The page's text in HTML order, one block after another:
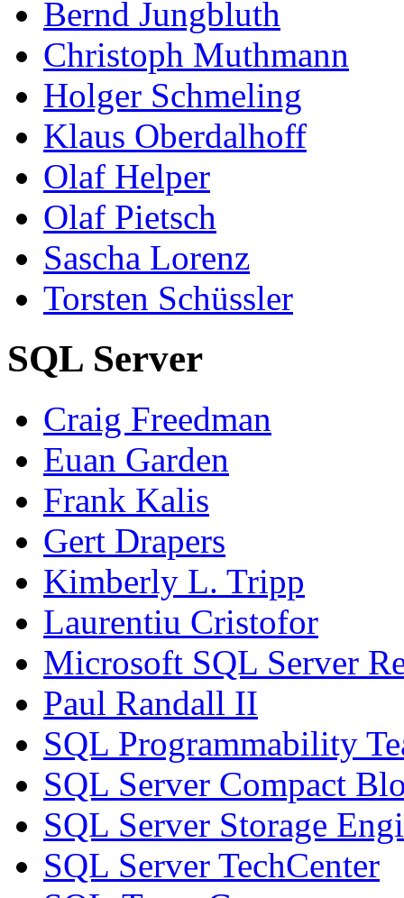
Bernd Jungbluth
Christoph Muthmann
Holger Schmeling
Klaus Oberdalhoff
Olaf Helper
Olaf Pietsch
Sascha Lorenz
Torsten Schüssler
SQL Server
Craig Freedman
Euan Garden
Frank Kalis
Gert Drapers
Kimberly L. Tripp
Laurentiu Cristofor
Microsoft SQL Server
Paul Randall II
SQL Programmability
SQL Server Compact
SQL Server Storage
SQL Server TechCenter